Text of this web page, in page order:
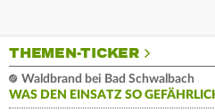
THEMEN-TICKER
Waldbrand bei Bad Schwalbach
WAS DEN EINSATZ SO